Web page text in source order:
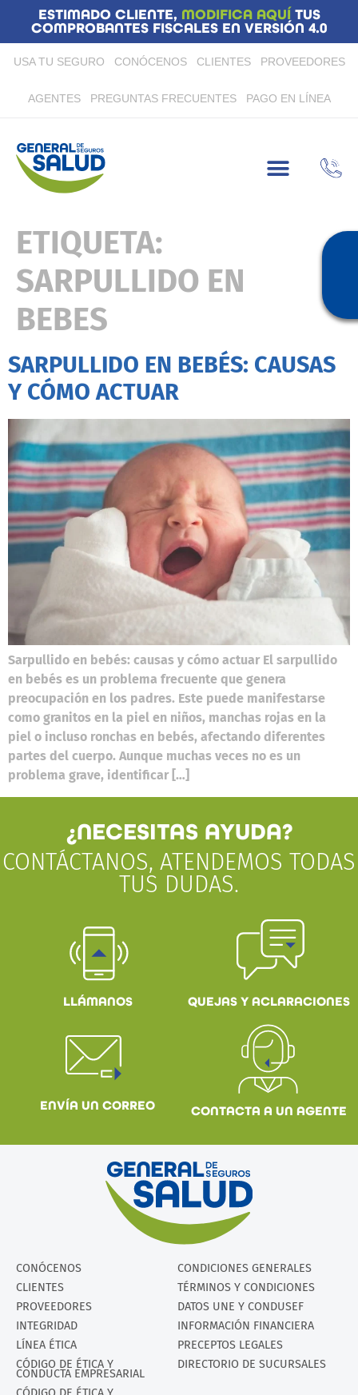
ESTIMADO CLIENTE, MODIFICA AQUÍ TUS
COMPROBANTES FISCALES EN VERSIÓN 4.0
USA TU SEGURO CONÓCENOS CLIENTES PROVEEDORES
AGENTES PREGUNTAS FRECUENTES PAGO EN LÍNEA
ETIQUETA:
SARPULLIDO EN
BEBES
SARPULLIDO EN BEBÉS: CAUSAS
Y CÓMO ACTUAR
Sarpullido en bebés: causas y cómo actuar El sarpullido
en bebés es un problema frecuente que genera
preocupación en los padres. Este puede manifestarse
como granitos en la piel en niños, manchas rojas en la
piel o incluso ronchas en bebés, afectando diferentes
partes del cuerpo. Aunque muchas veces no es un
problema grave, identificar […]
¿NECESITAS AYUDA?
CONTÁCTANOS, ATENDEMOS TODAS
TUS DUDAS.
LLÁMANOS QUEJAS Y ACLARACIONES
ENVÍA UN CORREO CONTACTA A UN AGENTE
CONÓCENOS
CLIENTES
PROVEEDORES
INTEGRIDAD
LÍNEA ÉTICA
CÓDIGO DE ÉTICA Y
CONDUCTA EMPRESARIAL
CONDICIONES GENERALES
TÉRMINOS Y CONDICIONES
DATOS UNE Y CONDUSEF
INFORMACIÓN FINANCIERA
PRECEPTOS LEGALES
DIRECTORIO DE SUCURSALES